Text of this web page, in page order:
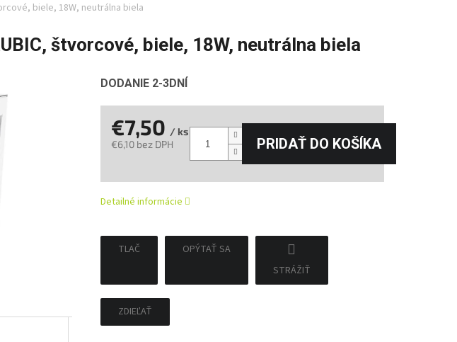
biele, 18W, neutrálna biela
štvorcové, biele, 18W, neutrálna biela
DODANIE 2-3DNÍ
€7,50 / ks
€6,10 bez DPH
PRIDAŤ DO KOŠÍKA
Detailné informácie
TLAČ
OPÝTAŤ SA
STRÁŽIŤ
ZDIEĽAŤ